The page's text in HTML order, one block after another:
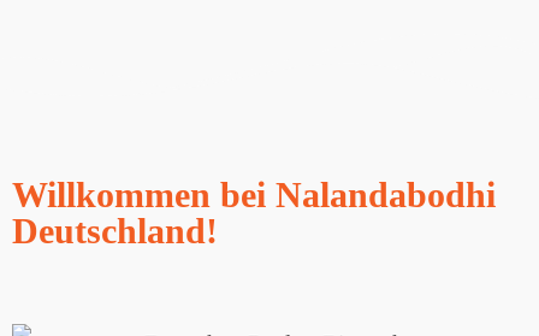
Willkommen bei Nalandabodhi
Deutschland!